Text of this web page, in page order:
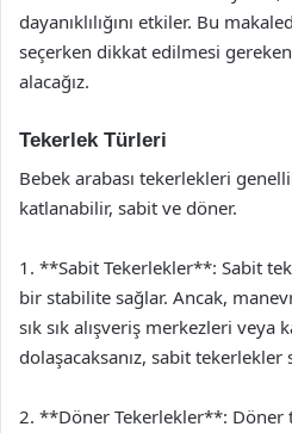
dayanıklılığını etkiler. Bu
seçerken dikkat edilmesi
alacağız.
Tekerlek Türleri
Bebek arabası tekerlekleri
katlanabilir, sabit ve döner.
1. **Sabit Tekerlekler**: Sabit
bir stabilite sağlar. Ancak,
sık sık alışveriş merkezleri veya
dolaşacaksanız, sabit
2. **Döner Tekerlekler**: Döner